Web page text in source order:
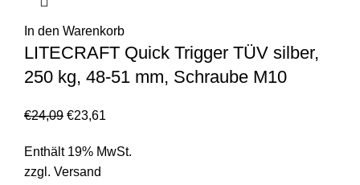
In den Warenkorb
LITECRAFT Quick Trigger TÜV silber,
250 kg, 48-51 mm, Schraube M10
€24,09 €23,61
Enthält 19% MwSt.
zzgl. Versand